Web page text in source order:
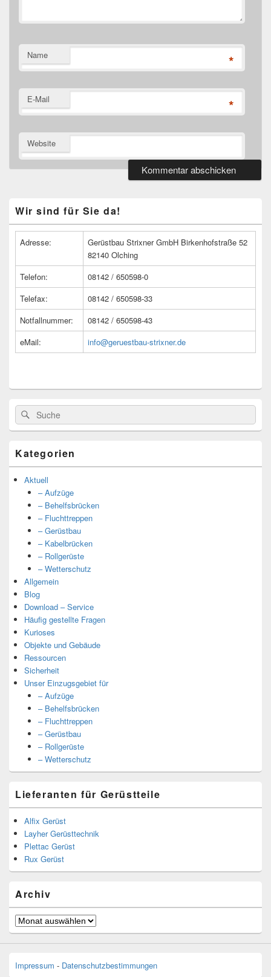
Name *
E-Mail *
Website
Seitenleisten
Widget-
Wir sind für Sie da!
Adresse:
Gerüstbau Strixner GmbH Birkenhofstraße 52
82140 Olching
Telefon:
08142 / 650598-0
Telefax:
08142 / 650598-33
Notfallnummer:
08142 / 650598-43
eMail:
info@geruestbau-strixner.de
Suche
nach:
Suche
Kategorien
Aktuell
– Aufzüge
– Behelfsbrücken
– Fluchttreppen
– Gerüstbau
– Kabelbrücken
– Rollgerüste
– Wetterschutz
Allgemein
Blog
Download – Service
Häufig gestellte Fragen
Kurioses
Objekte und Gebäude
Ressourcen
Sicherheit
Unser Einzugsgebiet für
– Aufzüge
– Behelfsbrücken
– Fluchttreppen
– Gerüstbau
– Rollgerüste
– Wetterschutz
Lieferanten für Gerüstteile
Alfix Gerüst
Layher Gerüsttechnik
Plettac Gerüst
Rux Gerüst
Archiv
Archiv
Impressum - Datenschutzbestimmungen